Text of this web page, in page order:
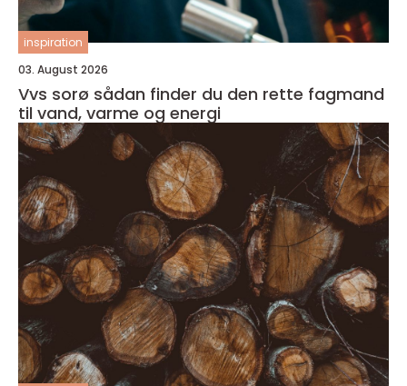
inspiration
03. August 2026
Vvs sorø sådan finder du den rette fagmand
til vand, varme og energi